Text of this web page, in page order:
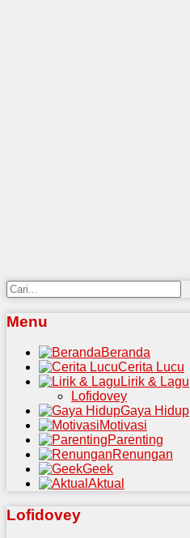
Menu
Beranda
Cerita Lucu
Lirik & Lagu
Lofidovey
Gaya Hidup
Motivasi
Parenting
Renungan
Geek
Aktual
Lofidovey